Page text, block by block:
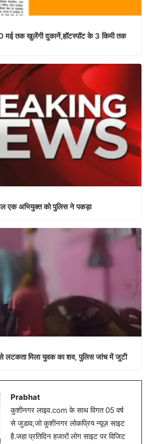
मई तक खुलेंगी दुकानें,हॉटस्पॉट के 3 किमी तक
एक अभियुक्त को पुलिस ने पकड़ा
मिला युवक का शव, पुलिस जांच में जुटी
Prabhat
कुशीनगर लाइव.com के साथ विगत 05 वर्ष
से जुडाव,जो कुशीनगर लोकप्रिय न्यूज़ साइट
है.जहा प्रतिदिन हजारों लोग साइट पर विजिट